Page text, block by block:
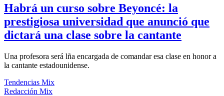
Habrá un curso sobre Beyoncé: la
prestigiosa universidad que anunció que
dictará una clase sobre la cantante
Una profesora será lña encargada de comandar esa clase en honor a
la cantante estadounidense.
Tendencias Mix
Redacción Mix